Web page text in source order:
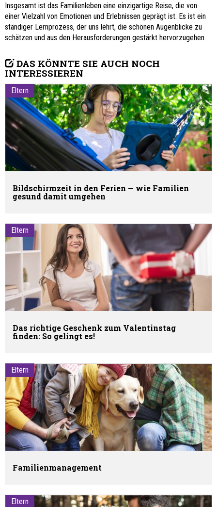
Insgesamt ist das Familienleben eine einzigartige Reise, die von
einer Vielzahl von Emotionen und Erlebnissen geprägt ist. Es ist ein
ständiger Lernprozess, der uns lehrt, die schönen Augenblicke zu
schätzen und aus den Herausforderungen gestärkt hervorzugehen.
DAS KÖNNTE SIE AUCH NOCH
INTERESSIEREN
Eltern
Bildschirmzeit in den Ferien — wie Familien
gesund damit umgehen
Eltern
Das richtige Geschenk zum Valentinstag
finden: So gelingt es!
Eltern
Familienmanagement
Eltern